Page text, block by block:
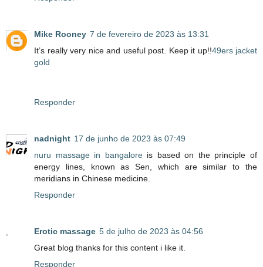
Mike Rooney 7 de fevereiro de 2023 às 13:31
It’s really very nice and useful post. Keep it up!!49ers jacket
gold
Responder
nadnight 17 de junho de 2023 às 07:49
nuru massage in bangaloreis based on the principle of
energy lines, known as Sen, which are similar to the
meridians in Chinese medicine.
Responder
Erotic massage 5 de julho de 2023 às 04:56
Great blog thanks for this content i like it.
Responder